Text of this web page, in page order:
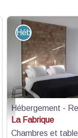
La Fabrique - La
Hébergement -
Hébergement -
La Fabrique
Chambres et